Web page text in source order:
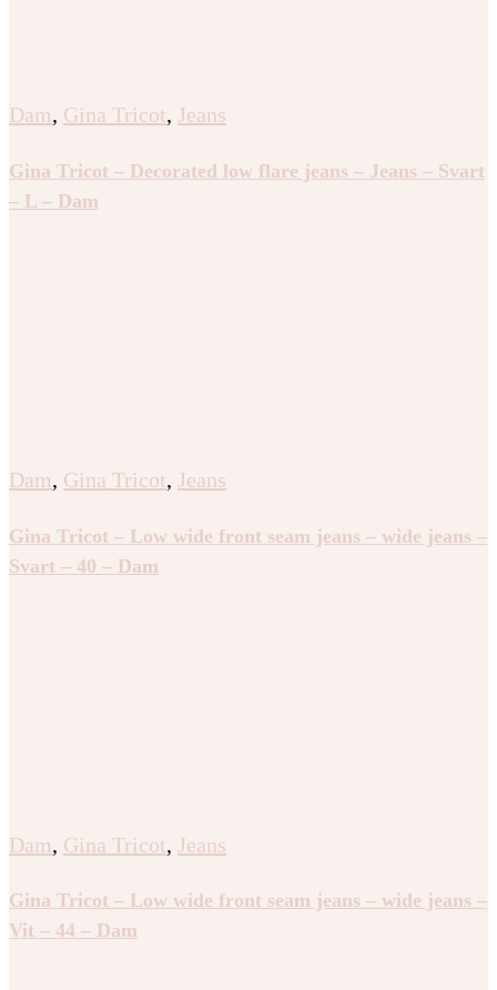
Dam, Gina Tricot, Jeans
Gina Tricot – Decorated low flare jeans – Jeans – Svart
– L – Dam
Dam, Gina Tricot, Jeans
Gina Tricot – Low wide front seam jeans – wide jeans –
Svart – 40 – Dam
Dam, Gina Tricot, Jeans
Gina Tricot – Low wide front seam jeans – wide jeans –
Vit – 44 – Dam